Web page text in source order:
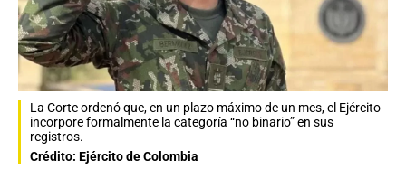
La Corte ordenó que, en un plazo máximo de un mes, el Ejército
incorpore formalmente la categoría “no binario” en sus
registros.
Crédito: Ejército de Colombia